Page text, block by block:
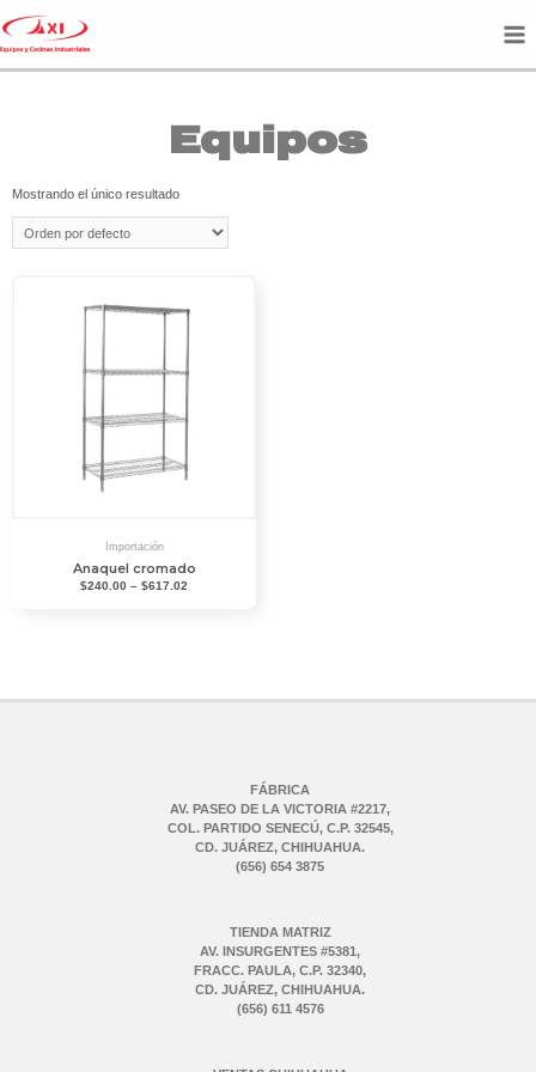
Equipos
Mostrando el único resultado
Importación
Anaquel cromado
$240.00 – $617.02
FÁBRICA
AV. PASEO DE LA VICTORIA #2217,
COL. PARTIDO SENECÚ, C.P. 32545,
CD. JUÁREZ, CHIHUAHUA.
(656) 654 3875
TIENDA MATRIZ
AV. INSURGENTES #5381,
FRACC. PAULA, C.P. 32340,
CD. JUÁREZ, CHIHUAHUA.
(656) 611 4576